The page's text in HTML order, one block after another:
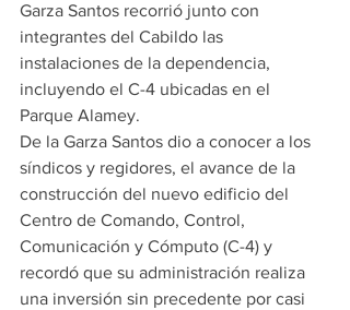
Garza Santos recorrió junto con
integrantes del Cabildo las
instalaciones de la dependencia,
incluyendo el C-4 ubicadas en el
Parque Alamey.
De la Garza Santos dio a conocer a los
síndicos y regidores, el avance de la
construcción del nuevo edificio del
Centro de Comando, Control,
Comunicación y Cómputo (C-4) y
recordó que su administración realiza
una inversión sin precedente por casi